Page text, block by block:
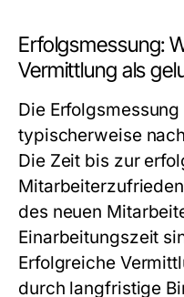
Erfolgsmessung:
Vermittlung als
Die
typischerweise
Die Zeit bis zur
des neuen
Einarbeitungszeit
Erfolgreiche
durch langfristige